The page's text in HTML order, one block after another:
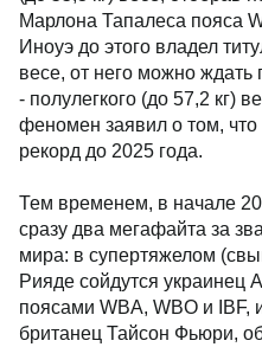
Марлона Тапалеса пояса
Иноуэ до этого владел
весе, от него можно ждать
- полулегкого (до 57,2 кг)
феномен заявил о том, что
рекорд до 2025 года.
Тем временем, в начале
сразу два мегафайта за
мира: в супертяжелом
Рияде сойдутся украинец
поясами WBA, WBO и IBF,
британец Тайсон Фьюри,